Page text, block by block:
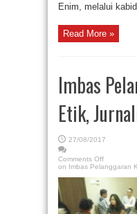
Enim, melalui
Read More »
Imbas
Etik,
27/08/2017
Comments Off
on Imbas Pelanggaran